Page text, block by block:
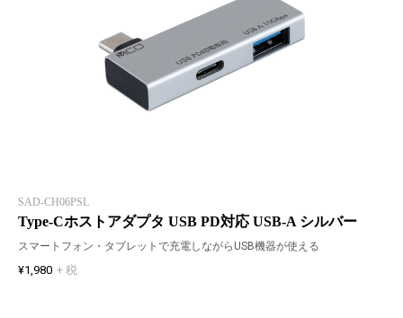
SAD-CH06PSL
Type-Cホストアダプタ USB PD対応 USB-A シルバー
スマートフォン・タブレットで充電しながらUSB機器が使える
¥1,980 + 税